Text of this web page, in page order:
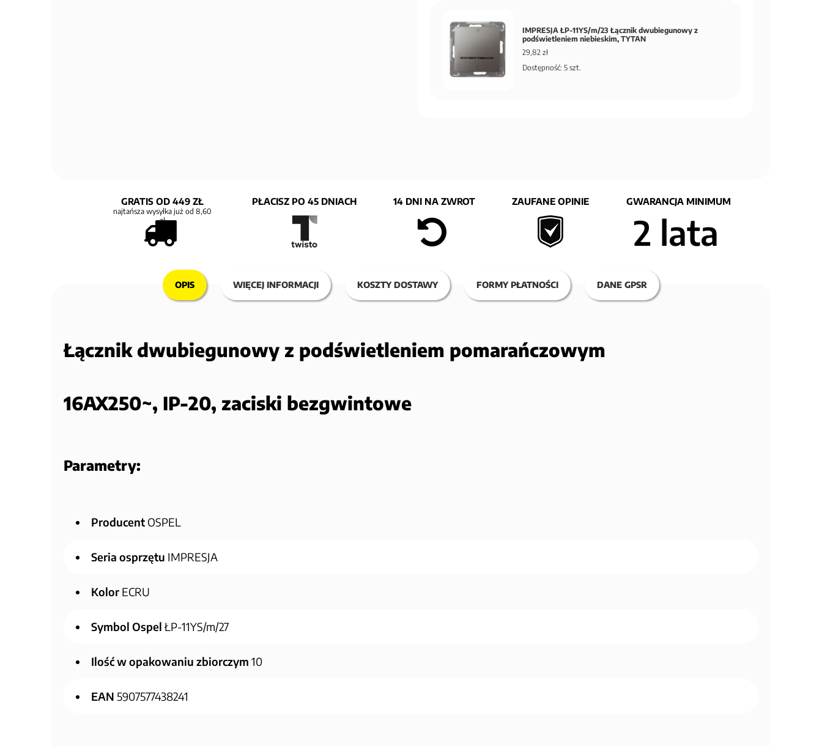
IMPRESJA ŁP-11YS/m/23 Łącznik dwubiegunowy z
podświetleniem niebieskim, TYTAN
29,82 zł
Dostępność: 5 szt.
GRATIS OD 449 ZŁ
najtańsza wysyłka już od 8,60
zł
PŁACISZ PO 45 DNIACH 14 DNI NA ZWROT ZAUFANE OPINIE GWARANCJA MINIMUM
2 lata
OPIS WIĘCEJ INFORMACJI KOSZTY DOSTAWY FORMY PŁATNOŚCI DANE GPSR
Łącznik dwubiegunowy z podświetleniem pomarańczowym
16AX250~, IP-20, zaciski bezgwintowe
Parametry:
Producent OSPEL
Seria osprzętu IMPRESJA
Kolor ECRU
Symbol Ospel ŁP-11YS/m/27
Ilość w opakowaniu zbiorczym 10
EAN 5907577438241